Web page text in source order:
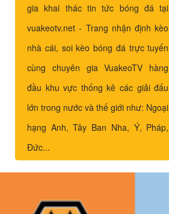
gia khai thác tin tức bóng đá tại
vuakeotv.net - Trang nhận định kèo
nhà cái, soi kèo bóng đá trực tuyến
cùng chuyên gia VuakeoTV hàng
đầu khu vực thống kê các giải đấu
lớn trong nước và thế giới như: Ngoại
hạng Anh, Tây Ban Nha, Ý, Pháp,
Đức...